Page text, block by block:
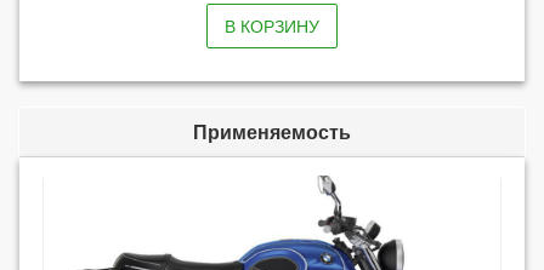
В КОРЗИНУ
Применяемость